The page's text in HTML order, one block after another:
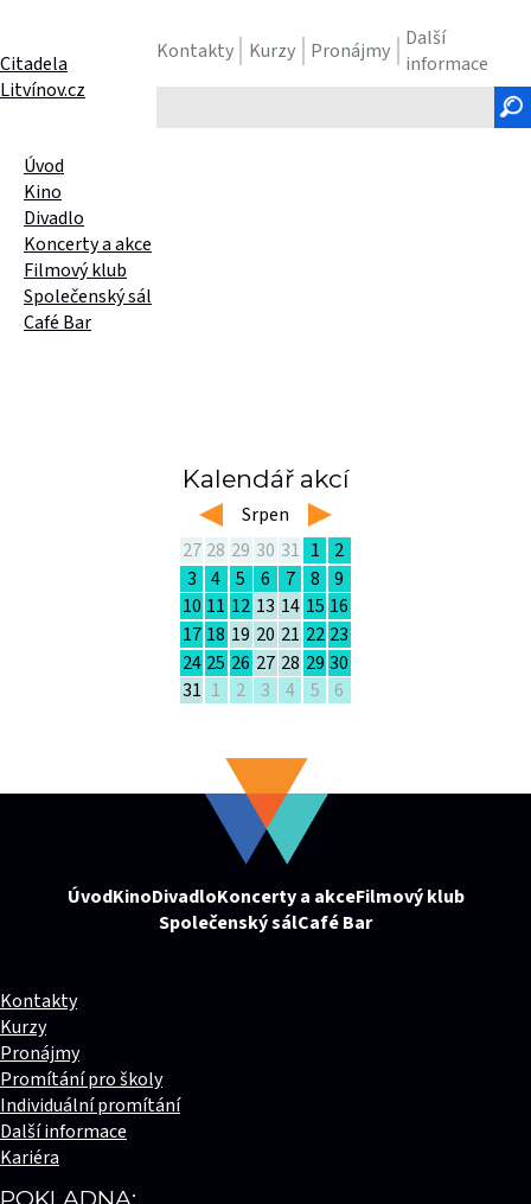
Kontakty Kurzy Pronájmy
Další
informace
text
Citadela
Litvínov.cz
Úvod
Kino
Divadlo
Koncerty a akce
Filmový klub
Společenský sál
Café Bar
Kalendář akcí
left Srpen right
27 28 29 30 31 1
2
3
4 5 6 7 8
9
10 11 12 13 14 15 16
17 18 19 20 21 22 23
24 25 26 27 28 29 30
31 1 2 3 4 5 6
ÚvodKinoDivadloKoncerty a akceFilmový klub
Společenský sálCafé Bar
Kontakty
Kurzy
Pronájmy
Promítání pro školy
Individuální promítání
Další informace
Kariéra
POKLADNA: